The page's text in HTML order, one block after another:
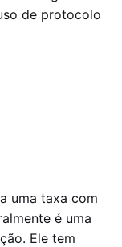
de protocolo
uma taxa com
é uma
Ele tem